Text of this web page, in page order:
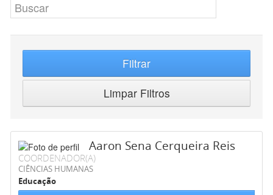
Filtrar
Limpar Filtros
Aaron Sena Cerqueira Reis
COORDENADOR(A)
CIÊNCIAS HUMANAS
Educação